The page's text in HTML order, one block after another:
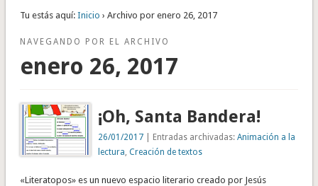
Tu estás aquí: Inicio › Archivo por enero 26, 2017
NAVEGANDO POR EL ARCHIVO
enero 26, 2017
¡Oh, Santa Bandera!
26/01/2017 | Entradas archivadas:Animación a la
lectura ,Creación de textos
«Literatopos» es un nuevo espacio literario creado por Jesús